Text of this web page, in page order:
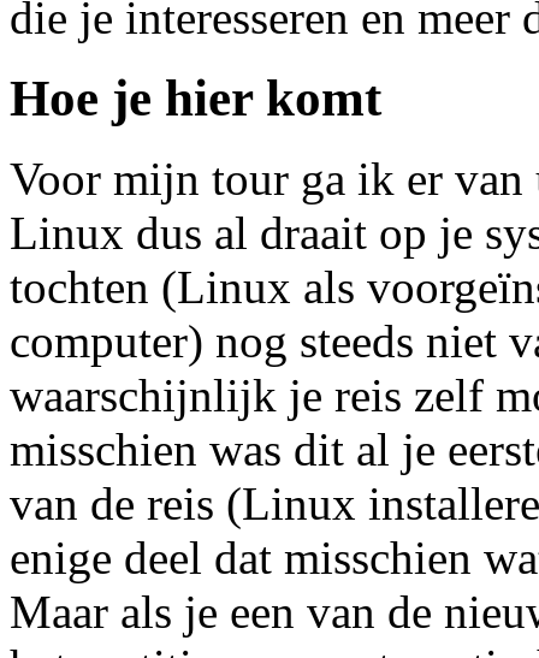
die je interesseren en
Hoe je hier komt
Voor mijn tour ga ik er van
Linux dus al draait op je
tochten (Linux als
computer) nog steeds niet
waarschijnlijk je reis zelf
misschien was dit al je
van de reis (Linux
enige deel dat misschien
Maar als je een van de